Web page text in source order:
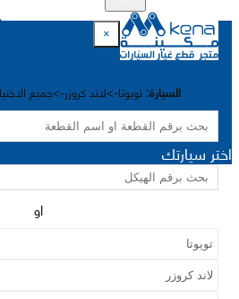
السيارة: تويوتا->لاند كروزر->جميع
×
اختر سيارتك
او